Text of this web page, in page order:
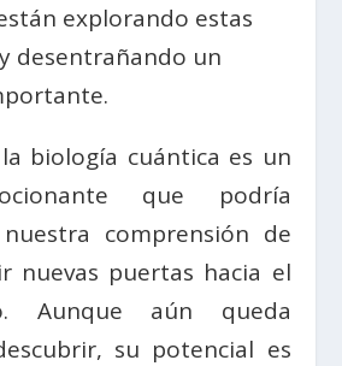
explorando estas
desentrañando un
biología cuántica es un
que podría
comprensión de
nuevas puertas hacia el
Aunque aún queda
su potencial es